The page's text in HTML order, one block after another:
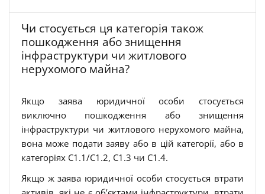
Чи стосується ця категорія також
пошкодження або знищення
інфраструктури чи житлового
нерухомого майна?
Якщо заява юридичної особи стосується
виключно пошкодження або знищення
інфраструктури чи житлового нерухомого майна,
вона може подати заяву або в цій категорії, або в
категоріях C1.1/C1.2, C1.3 чи C1.4.
Якщо ж заява юридичної особи стосується втрати